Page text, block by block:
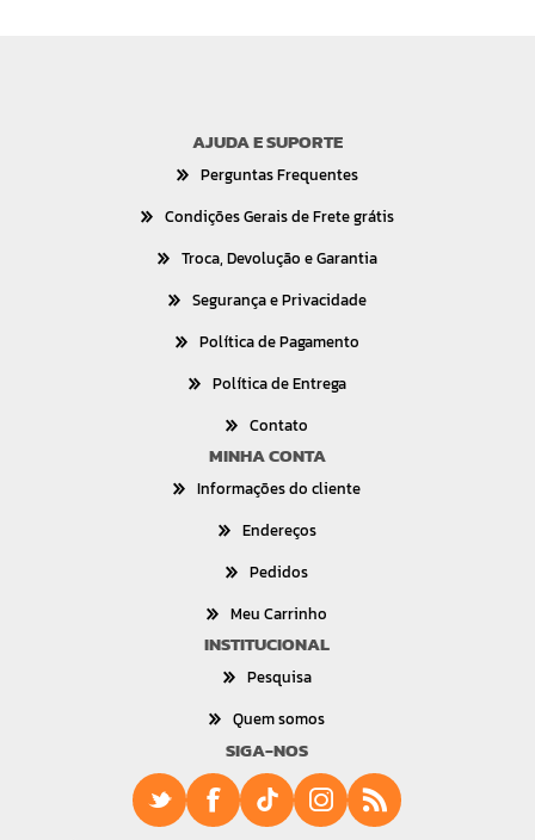
AJUDA E SUPORTE
Perguntas Frequentes
Condições Gerais de Frete grátis
Troca, Devolução e Garantia
Segurança e Privacidade
Política de Pagamento
Política de Entrega
Contato
MINHA CONTA
Informações do cliente
Endereços
Pedidos
Meu Carrinho
INSTITUCIONAL
Pesquisa
Quem somos
SIGA-NOS